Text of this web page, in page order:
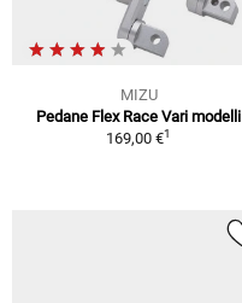
MIZU
Pedane Flex Race Vari modelli
169,00 €1